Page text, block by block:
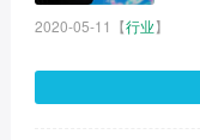
2020-05-11 【行业】